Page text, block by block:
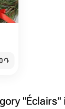
֏
"Éclairs"